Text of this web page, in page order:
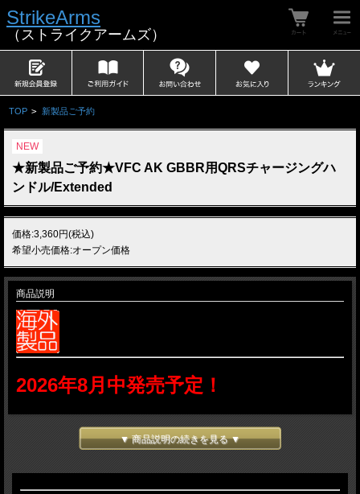
StrikeArms
（ストライクアームズ）
TOP > 新製品ご予約
NEW
★新製品ご予約★VFC AK GBBR用QRSチャージングハ
ンドル/Extended
価格:3,360円(税込)
希望小売価格:オープン価格
商品説明
2026年8月中発売予定！
■新製品ご予約商品注意事項
べての事項に了承したものとみなされます。
▼ 商品説明の続きを見る ▼